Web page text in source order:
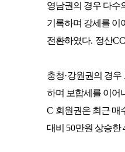
영남권의 경우 다수
기록하며 강세를 이
전환하였다. 정산CC
충청·강원권의 경우
하며 보합세를 이어
C 회원권은 최근 매
대비 50만원 상승한